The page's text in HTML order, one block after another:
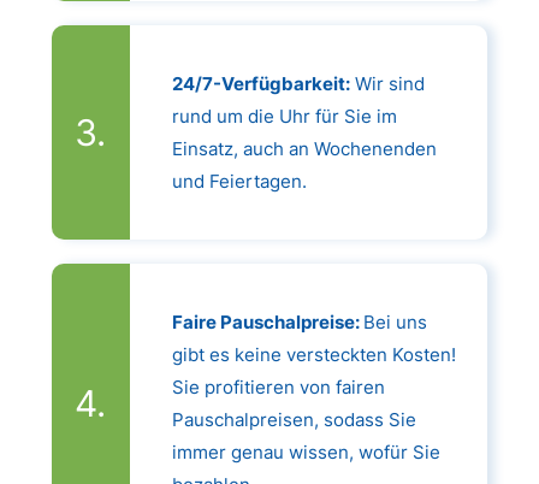
24/7-Verfügbarkeit:Wir sind
rund um die Uhr für Sie im
Einsatz, auch an Wochenenden
und Feiertagen.
Faire Pauschalpreise: Bei uns
gibt es keine versteckten Kosten!
Sie profitieren von fairen
Pauschalpreisen, sodass Sie
immer genau wissen, wofür Sie